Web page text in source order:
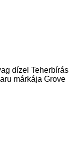
dízel Teherbírás
márkája Grove